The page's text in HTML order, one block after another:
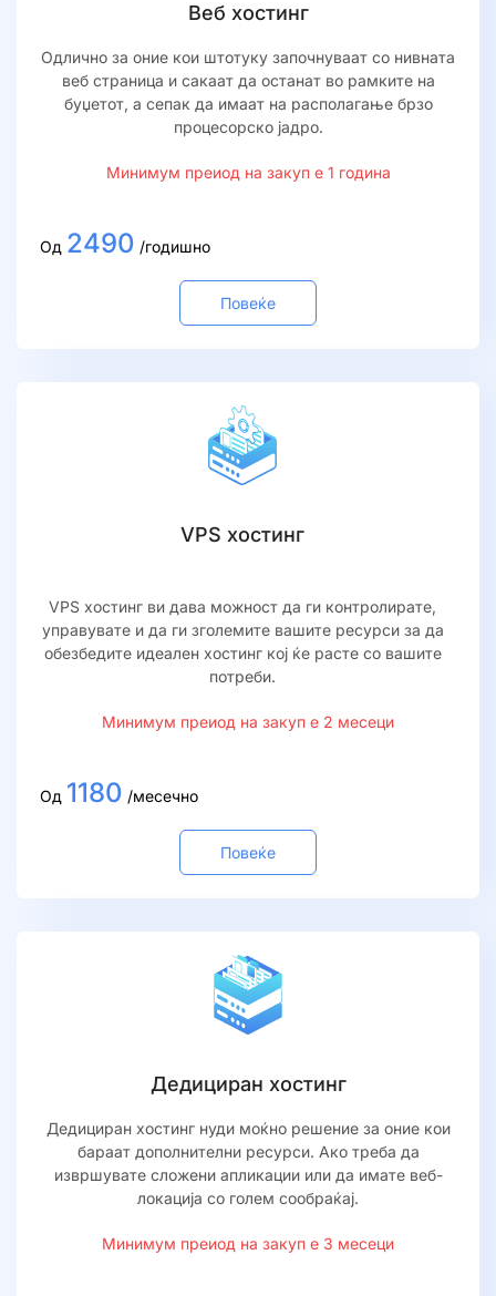
Веб хостинг
Одлично за оние кои штотуку започнуваат со нивната
веб страница и сакаат да останат во рамките на
буџетот, а сепак да имаат на располагање брзо
процесорско јадро.
Минимум преиод на закуп е 1 година
Од 2490 /годишно
Повеќе
VPS хостинг
VPS хостинг ви дава можност да ги контролирате,
управувате и да ги зголемите вашите ресурси за да
обезбедите идеален хостинг кој ќе расте со вашите
потреби.
Минимум преиод на закуп е 2 месеци
Од 1180 /месечно
Повеќе
Дедициран хостинг
Дедициран хостинг нуди моќно решение за оние кои
бараат дополнителни ресурси. Ако треба да
извршувате сложени апликации или да имате веб-
локација со голем сообраќај.
Минимум преиод на закуп е 3 месеци